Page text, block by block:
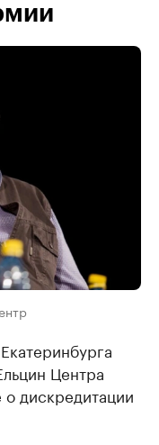
Центра
дискредитации